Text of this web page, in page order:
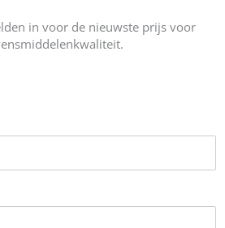
in voor de nieuwste prijs voor